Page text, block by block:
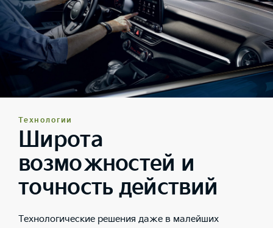
Технологии
Широта
возможностей и
точность действий
Технологические решения даже в малейших